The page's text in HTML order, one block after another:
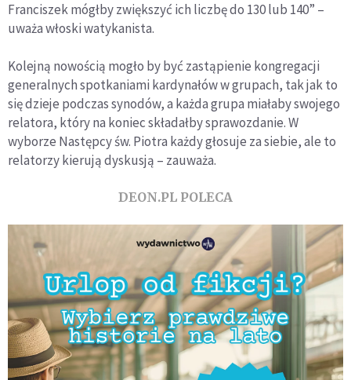
Franciszek mógłby zwiększyć ich liczbę do 130 lub 140” –
uważa włoski watykanista.
Kolejną nowością mogło by być zastąpienie kongregacji
generalnych spotkaniami kardynałów w grupach, tak jak to
się dzieje podczas synodów, a każda grupa miałaby swojego
relatora, który na koniec składałby sprawozdanie. W
wyborze Następcy św. Piotra każdy głosuje za siebie, ale to
relatorzy kierują dyskusją – zauważa.
DEON.PL POLECA